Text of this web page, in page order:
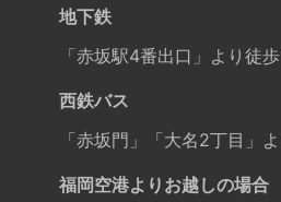
地下鉄
「赤坂駅4番出口」より徒
西鉄バス
「赤坂門」「大名2丁目」
福岡空港よりお越しの場合